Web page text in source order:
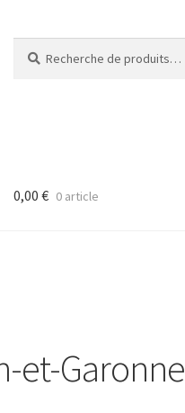
pour :
0,00 € 0 article
et-Garonne